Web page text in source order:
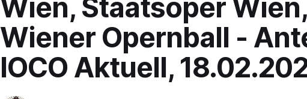
Wien, Staatsoper
Wiener Opernball -
IOCO Aktuell,